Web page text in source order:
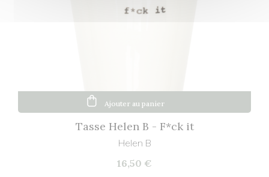
Tasse Helen B - F*ck it
Helen B
16,50 €
Ajouter au panier